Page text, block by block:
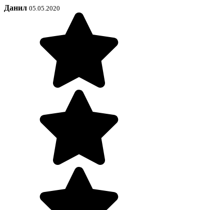
Данил 05.05.2020